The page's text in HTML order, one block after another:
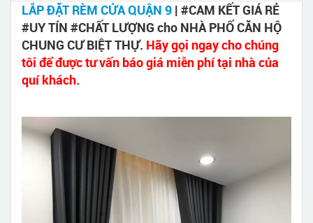
LẮP ĐẶT RÈM CỬA QUẬN 9 | #CAM KẾT GIÁ RẺ
#UY TÍN #CHẤT LƯỢNG cho NHÀ PHỐ CĂN HỘ
CHUNG CƯ BIỆT THỰ. Hãy gọi ngay cho chúng
tôi để được tư vấn báo giá miễn phí tại nhà của
quí khách.